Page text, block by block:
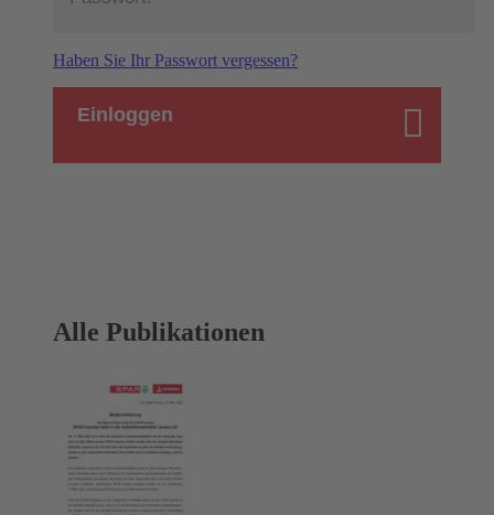
Haben Sie Ihr Passwort vergessen?
Einloggen
Alle Publikationen